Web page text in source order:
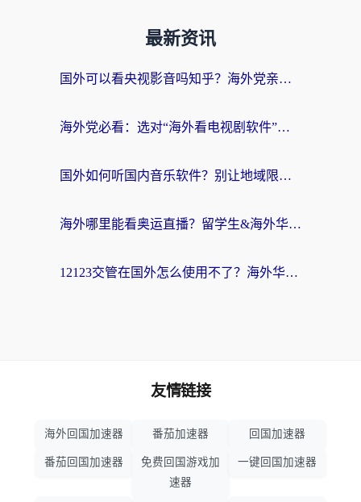
最新资讯
国外可以看央视影音吗知乎？海外党亲测有效的回国加速方案
海外党必看：选对“海外看电视剧软件”，再也不用愁国内剧刷不了
国外如何听国内音乐软件？别让地域限制，断了你的中文歌单
海外哪里能看奥运直播？留学生&海外华人必看的体育赛事观赛终极指南
12123交管在国外怎么使用不了？海外华人必看的无缝访问国内资源指南
友情链接
海外回国加速器 番茄加速器 回国加速器
番茄回国加速器
免费回国游戏加
速器
一键回国加速器